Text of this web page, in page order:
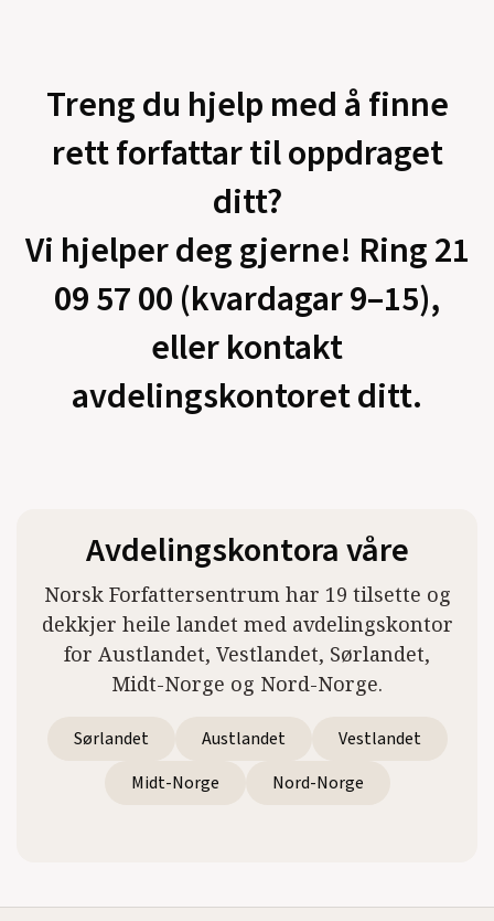
Treng du hjelp med å finne
rett forfattar til oppdraget
ditt?
Vi hjelper deg gjerne! Ring 21
09 57 00 (kvardagar 9–15),
eller kontakt
avdelingskontoret ditt.
Avdelingskontora våre
Norsk Forfattersentrum har 19 tilsette og
dekkjer heile landet med avdelingskontor
for Austlandet, Vestlandet, Sørlandet,
Midt-Norge og Nord-Norge.
Sørlandet Austlandet
Vestlandet
Midt-Norge
Nord-Norge